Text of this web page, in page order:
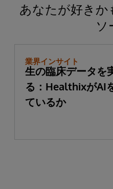
あなたが好きか
ソ
業界インサイト
生の臨床データを
る：HealthixがAI
ているか